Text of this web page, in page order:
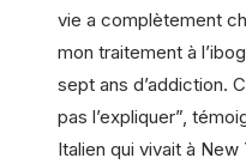
vie a complètement
mon traitement à
sept ans d’addiction.
pas l’expliquer”,
Italien qui vivait à New